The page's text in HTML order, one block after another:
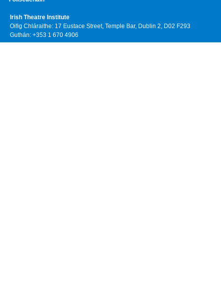
Irish Theatre Institute
Oifig Chláraithe: 17 Eustace Street, Temple Bar, Dublin 2, D02 F293
Guthán: +353 1 670 4906